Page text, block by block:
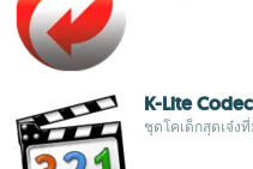
K-Lite
ชุดโคเด็กสุดเจ๋